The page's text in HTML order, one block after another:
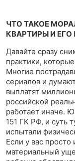
ЧТО ТАКОЕ
КВАРТИРЫ И
Давайте сразу
практики,
Многие
сериалов и
выплатят
российской
работает иначе.
151 ГК РФ, и суть
испытали
Если у вас
материальный